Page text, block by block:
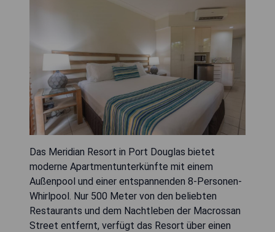
Das Meridian Resort in Port Douglas bietet
moderne Apartmentunterkünfte mit einem
Außenpool und einer entspannenden 8-Personen-
Whirlpool. Nur 500 Meter von den beliebten
Restaurants und dem Nachtleben der Macrossan
Street entfernt, verfügt das Resort über einen